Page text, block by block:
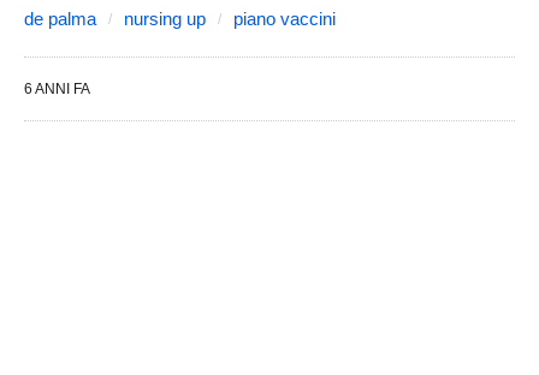
de palma nursing up piano vaccini
6 ANNI FA